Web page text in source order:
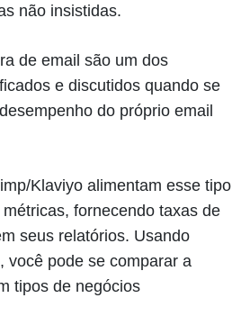
não insistidas.
de email são um dos
e discutidos quando se
do próprio email
Klaviyo alimentam esse tipo
fornecendo taxas de
seus relatórios. Usando
você pode se comparar a
tipos de negócios